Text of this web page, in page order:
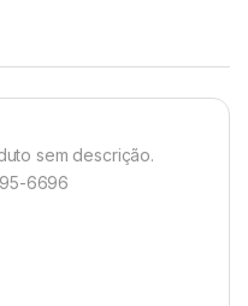
sem descrição.
6696